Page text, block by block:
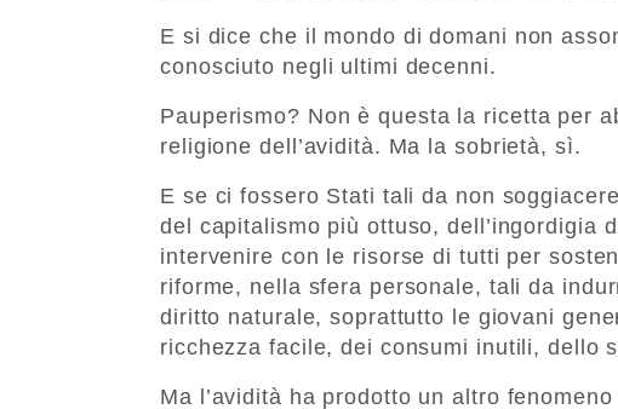
E si dice che il mondo di domani non
conosciuto negli ultimi decenni.
Pauperismo? Non è questa la ricetta per
religione dell’avidità. Ma la sobrietà, sì.
E se ci fossero Stati tali da non
del capitalismo più ottuso, dell’ingordigia
intervenire con le risorse di tutti per
riforme, nella sfera personale, tali da
diritto naturale, soprattutto le giovani
ricchezza facile, dei consumi inutili, dello
Ma l’avidità ha prodotto un altro